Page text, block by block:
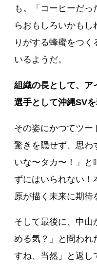
も。「コーヒーだっ
らおもしろいかも
りがする蜂蜜をつ
いるようだ。
組織の長として、ア
選手として沖縄SV
その姿にかつてツー
驚きを隠せず、思わ
いな〜タカ〜！」と
ずにはいられない！
原が描く未来に期待
そして最後に、中山
める気？」と問われ
すね、当然」と返し